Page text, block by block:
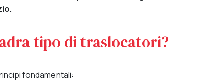
tipo di traslocatori?
fondamentali: